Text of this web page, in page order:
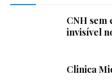
CNH sem
invisível
Clinica